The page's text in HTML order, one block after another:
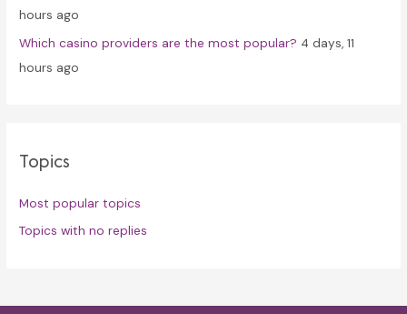
hours ago
Which casino providers are the most popular? 4 days, 11
hours ago
Topics
Most popular topics
Topics with no replies